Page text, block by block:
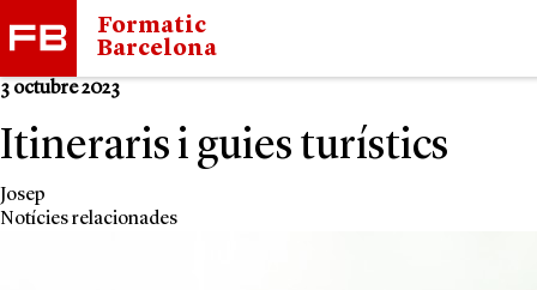
Formatic
Barcelona
3 octubre 2023
Itineraris i guies turístics
Josep
Notícies relacionades